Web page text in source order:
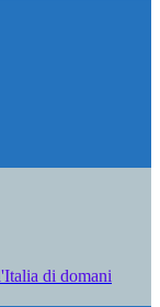
di domani